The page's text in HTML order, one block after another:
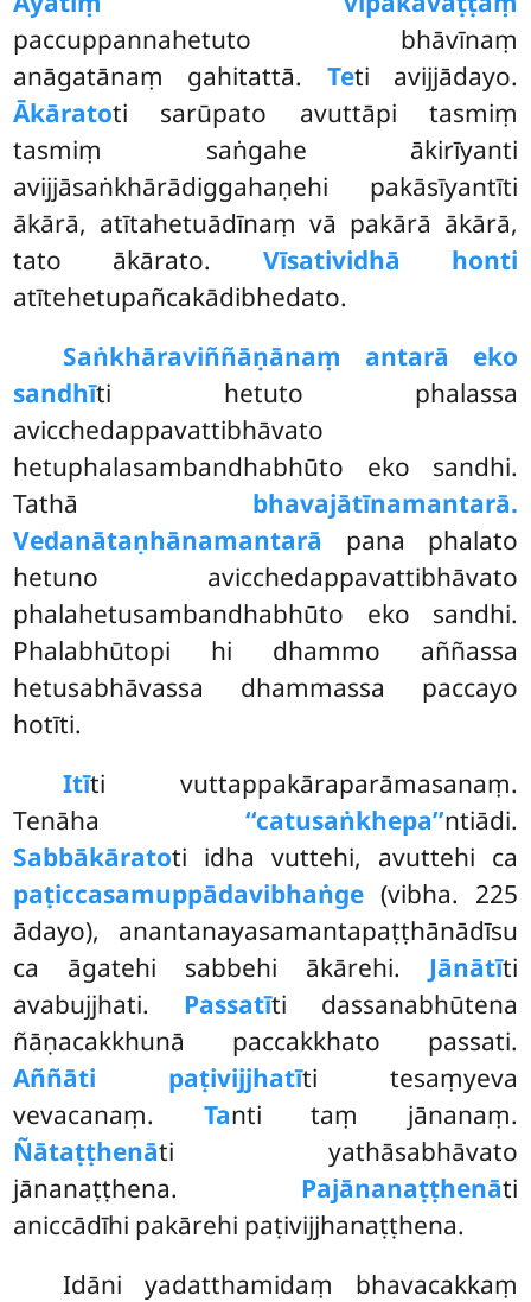
paccuppannahetuto bhāvīnaṃ
anāgatānaṃ gahitattā. Teti avijjādayo.
Ākāratoti sarūpato avuttāpi tasmiṃ
tasmiṃ saṅgahe ākirīyanti
avijjāsaṅkhārādiggahaṇehi pakāsīyantīti
ākārā, atītahetuādīnaṃ vā pakārā ākārā,
tato ākārato. Vīsatividhā honti
atītehetupañcakādibhedato.
Saṅkhāraviññāṇānaṃ antarā eko
sandhīti hetuto phalassa
avicchedappavattibhāvato
hetuphalasambandhabhūto eko sandhi.
Tathā bhavajātīnamantarā.
Vedanātaṇhānamantarā pana phalato
hetuno avicchedappavattibhāvato
phalahetusambandhabhūto eko sandhi.
Phalabhūtopi hi dhammo aññassa
hetusabhāvassa dhammassa paccayo
hotīti.
Itīti vuttappakāraparāmasanaṃ.
Tenāha ‘‘catusaṅkhepa’’ntiādi.
Sabbākāratoti idha vuttehi, avuttehi ca
paṭiccasamuppādavibhaṅge (vibha. 225
ādayo), anantanayasamantapaṭṭhānādīsu
ca āgatehi sabbehi ākārehi. Jānātīti
avabujjhati. Passatīti dassanabhūtena
ñāṇacakkhunā paccakkhato passati.
Aññāti paṭivijjhatīti tesaṃyeva
vevacanaṃ. Tanti taṃ jānanaṃ.
Ñātaṭṭhenāti yathāsabhāvato
jānanaṭṭhena. Pajānanaṭṭhenāti
aniccādīhi pakārehi paṭivijjhanaṭṭhena.
Idāni yadatthamidaṃ bhavacakkaṃ